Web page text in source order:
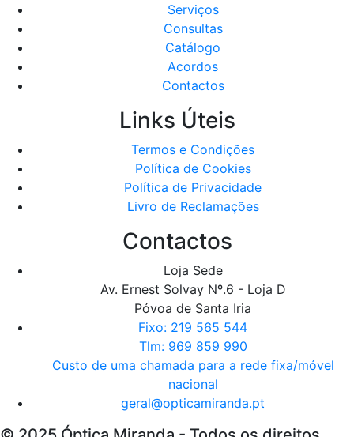
Serviços
Consultas
Catálogo
Acordos
Contactos
Links Úteis
Termos e Condições
Política de Cookies
Política de Privacidade
Livro de Reclamações
Contactos
Loja Sede
Av. Ernest Solvay Nº.6 - Loja D
Póvoa de Santa Iria
Fixo: 219 565 544
Tlm: 969 859 990
Custo de uma chamada para a rede fixa/móvel
nacional
geral@opticamiranda.pt